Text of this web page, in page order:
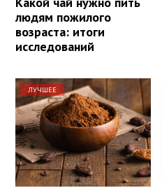
людям пожилого
возраста: итоги
исследований
ЛУЧШЕЕ